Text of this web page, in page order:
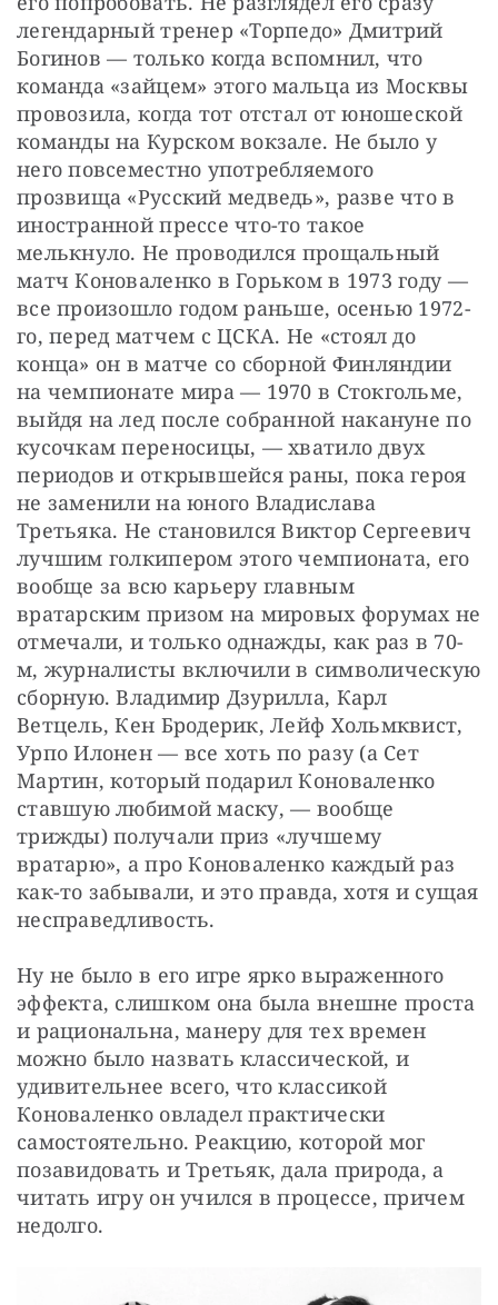
легендарный тренер «Торпедо» Дмитрий
Богинов — только когда вспомнил, что
команда «зайцем» этого мальца из Москвы
провозила, когда тот отстал от юношеской
команды на Курском вокзале. Не было у
него повсеместно употребляемого
прозвища «Русский медведь», разве что в
иностранной прессе что-то такое
мелькнуло. Не проводился прощальный
матч Коноваленко в Горьком в 1973 году —
все произошло годом раньше, осенью 1972-
го, перед матчем с ЦСКА. Не «стоял до
конца» он в матче со сборной Финляндии
на чемпионате мира — 1970 в Стокгольме,
выйдя на лед после собранной накануне по
кусочкам переносицы, — хватило двух
периодов и открывшейся раны, пока героя
не заменили на юного Владислава
Третьяка. Не становился Виктор Сергеевич
лучшим голкипером этого чемпионата, его
вообще за всю карьеру главным
вратарским призом на мировых форумах не
отмечали, и только однажды, как раз в 70-
м, журналисты включили в символическую
сборную. Владимир Дзурилла, Карл
Ветцель, Кен Бродерик, Лейф Хольмквист,
Урпо Илонен — все хоть по разу (а Сет
Мартин, который подарил Коноваленко
ставшую любимой маску, — вообще
трижды) получали приз «лучшему
вратарю», а про Коноваленко каждый раз
как-то забывали, и это правда, хотя и сущая
несправедливость.
Ну не было в его игре ярко выраженного
эффекта, слишком она была внешне проста
и рациональна, манеру для тех времен
можно было назвать классической, и
удивительнее всего, что классикой
Коноваленко овладел практически
самостоятельно. Реакцию, которой мог
позавидовать и Третьяк, дала природа, а
читать игру он учился в процессе, причем
недолго.